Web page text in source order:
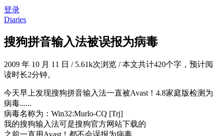
登录
Diaries
搜狗拼音输入法被误报为病毒
2009 年 10 月 11 日 /5.61k次浏览 /本文共计420个字，预计阅
读时长2分钟。
今天早上发现搜狗拼音输入法一直被Avast！4.8家庭版检测为
病毒......
病毒名称为：Win32:Murlo-CQ [Trj]
我的搜狗输入法可是搜狗官方网站下载的
之前一直用Avast！都不会误报为病毒